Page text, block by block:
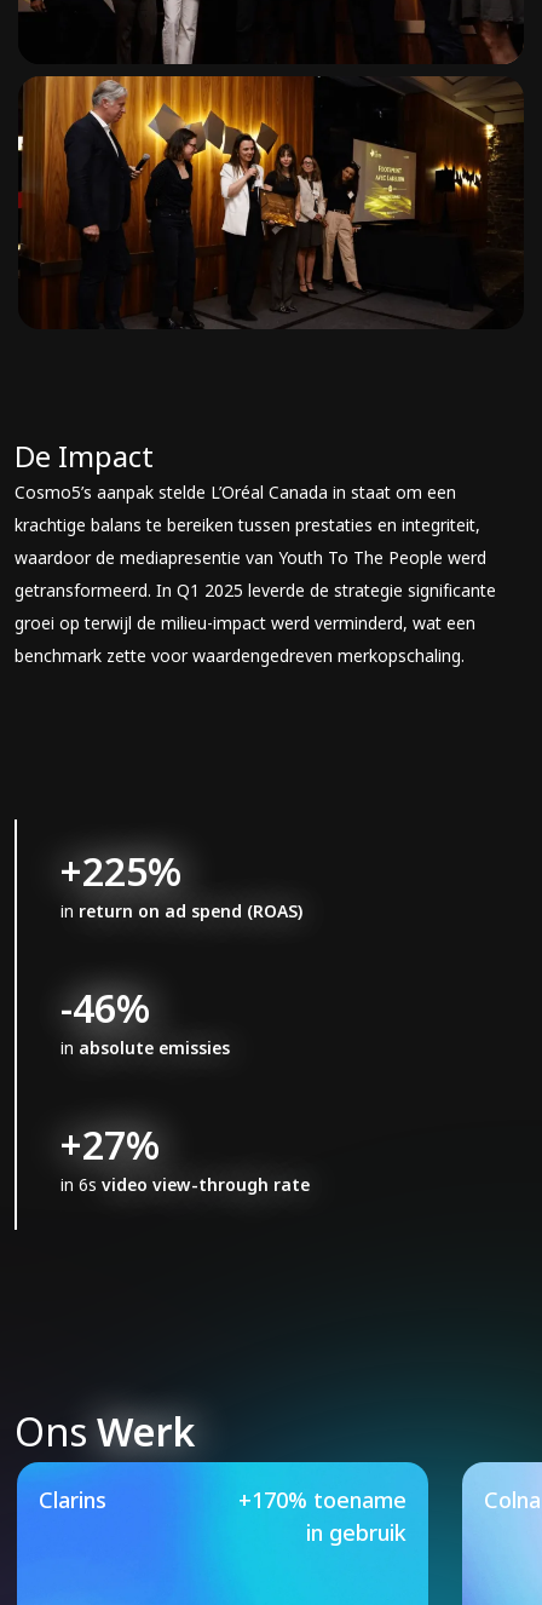
De Impact
Cosmo5’s aanpak stelde L’Oréal Canada in staat om een
krachtige balans te bereiken tussen prestaties en integriteit,
waardoor de mediapresentie van Youth To The People werd
getransformeerd. In Q1 2025 leverde de strategie significante
groei op terwijl de milieu-impact werd verminderd, wat een
benchmark zette voor waardengedreven merkopschaling.
+225%
in return on ad spend (ROAS)
-46%
in absolute emissies
+27%
in 6s video view-through rate
Ons Werk
Our Featured Case Studies
Clarins
+170% toename
in gebruik